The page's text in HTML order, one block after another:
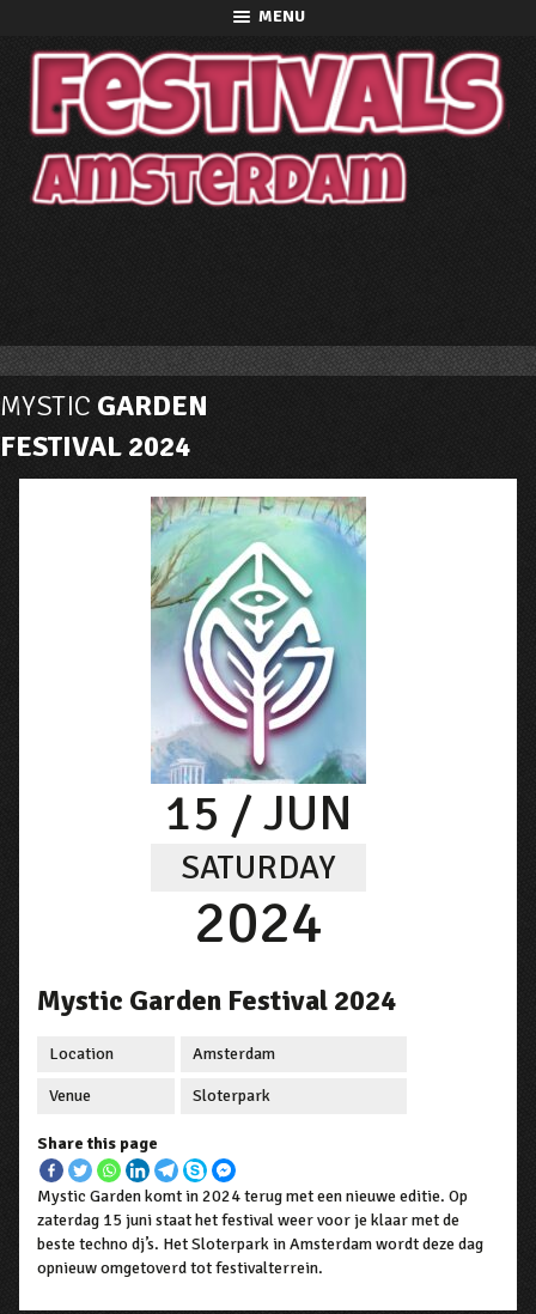
MENU
MYSTIC GARDEN
FESTIVAL 2024
15 / JUN
SATURDAY
2024
Mystic Garden Festival 2024
Location Amsterdam
Venue Sloterpark
Share this page
Mystic Garden komt in 2024 terug met een nieuwe editie. Op
zaterdag 15 juni staat het festival weer voor je klaar met de
beste techno dj’s. Het Sloterpark in Amsterdam wordt deze dag
opnieuw omgetoverd tot festivalterrein.